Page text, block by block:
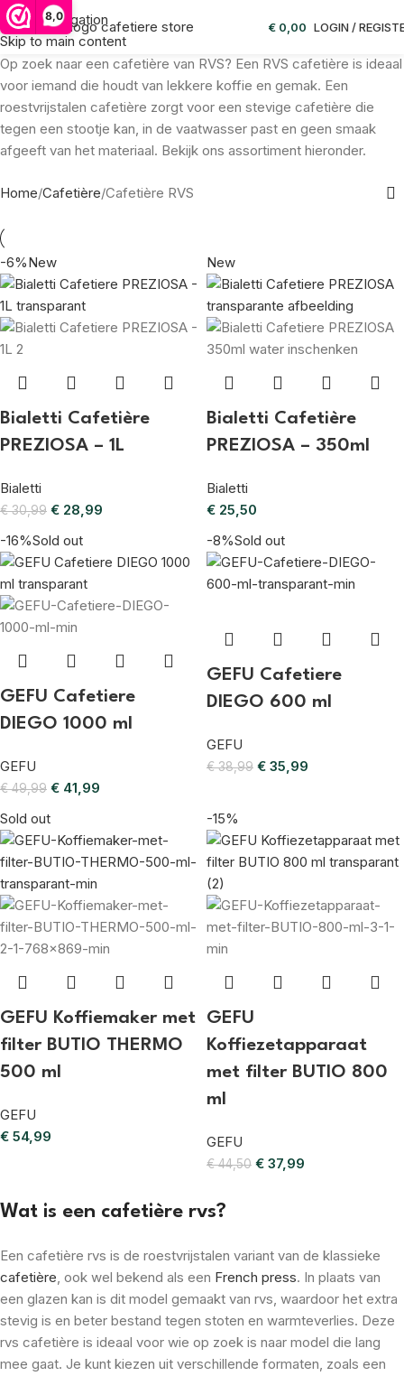
8,0
Skip to navigation
Skip to main content
€ 0,00 LOGIN /
Cafetière RVS
Op zoek naar een cafetière van RVS? Een RVS cafetière is ideaal
voor iemand die houdt van lekkere koffie en gemak. Een
roestvrijstalen cafetière zorgt voor een stevige cafetière die
tegen een stootje kan, in de vaatwasser past en geen smaak
afgeeft van het materiaal. Bekijk ons assortiment hieronder.
Home Cafetière Cafetière RVS
-6%New
Bialetti Cafetière
PREZIOSA – 1L
Bialetti
€30,99 € 28,99
New
Bialetti Cafetière
PREZIOSA – 350ml
Bialetti
€ 25,50
-16%Sold out
GEFU Cafetiere
DIEGO 1000 ml
GEFU
€49,99 € 41,99
-8%Sold out
GEFU Cafetiere
DIEGO 600 ml
GEFU
€38,99 € 35,99
Sold out
GEFU Koffiemaker met
filter BUTIO THERMO
500 ml
GEFU
€ 54,99
-15%
GEFU
Koffiezetapparaat
met filter BUTIO 800
ml
GEFU
€44,50 € 37,99
Wat is een cafetière rvs?
Een cafetière rvs is de roestvrijstalen variant van de klassieke
cafetière, ook wel bekend als een French press. In plaats van
een glazen kan is dit model gemaakt van rvs, waardoor het extra
stevig is en beter bestand tegen stoten en warmteverlies. Deze
rvs cafetière is ideaal voor wie op zoek is naar model die lang
mee gaat. Je kunt kiezen uit verschillende formaten, zoals een